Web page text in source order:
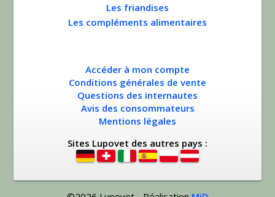
Les friandises
Les compléments alimentaires
Accéder à mon compte
Conditions générales de vente
Questions des internautes
Avis des consommateurs
Mentions légales
Sites Lupovet des autres pays :